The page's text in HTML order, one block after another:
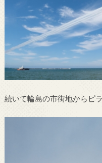
続いて輪島の市街地からピ